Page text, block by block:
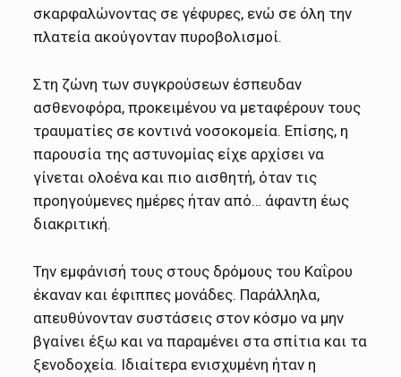
σκαρφαλώνοντας σε γέφυρες, ενώ σε όλη την
πλατεία ακούγονταν πυροβολισμοί.
Στη ζώνη των συγκρούσεων έσπευδαν
ασθενοφόρα, προκειμένου να μεταφέρουν τους
τραυματίες σε κοντινά νοσοκομεία. Επίσης, η
παρουσία της αστυνομίας είχε αρχίσει να
γίνεται ολοένα και πιο αισθητή, όταν τις
προηγούμενες ημέρες ήταν από… άφαντη έως
διακριτική.
Την εμφάνισή τους στους δρόμους του Καΐρου
έκαναν και έφιππες μονάδες. Παράλληλα,
απευθύνονταν συστάσεις στον κόσμο να μην
βγαίνει έξω και να παραμένει στα σπίτια και τα
ξενοδοχεία. Ιδιαίτερα ενισχυμένη ήταν η